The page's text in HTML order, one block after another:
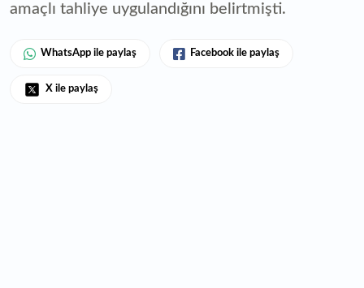
amaçlı tahliye uygulandığını belirtmişti.
WhatsApp ile paylaş Facebook ile paylaş
X ile paylaş